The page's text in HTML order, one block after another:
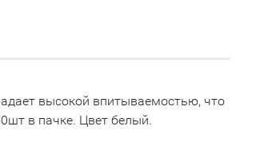
высокой впитываемостью, что
в пачке. Цвет белый.